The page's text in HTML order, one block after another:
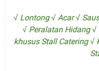
√ Lontong √ Acar √
√ Peralatan Hidang
khusus Stall Catering √